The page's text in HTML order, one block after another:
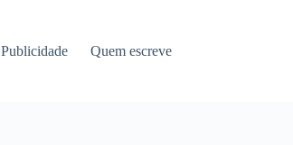
Publicidade Quem escreve